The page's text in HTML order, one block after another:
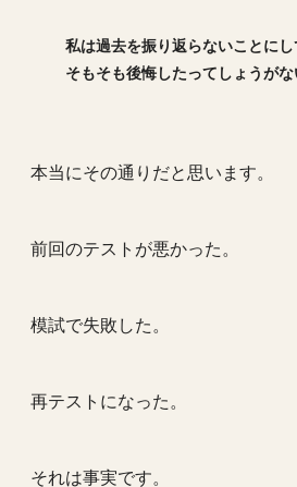
私は過去を振り返らないことにし
そもそも後悔したってしょうがな
本当にその通りだと思います。
前回のテストが悪かった。
模試で失敗した。
再テストになった。
それは事実です。